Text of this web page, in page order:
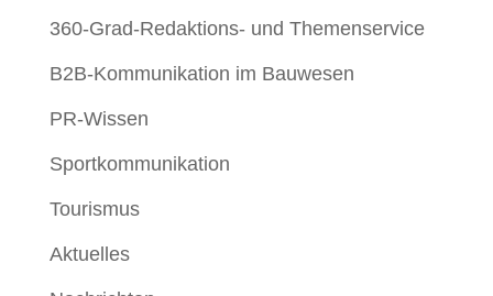
360-Grad-Redaktions- und Themenservice
B2B-Kommunikation im Bauwesen
PR-Wissen
Sportkommunikation
Tourismus
Aktuelles